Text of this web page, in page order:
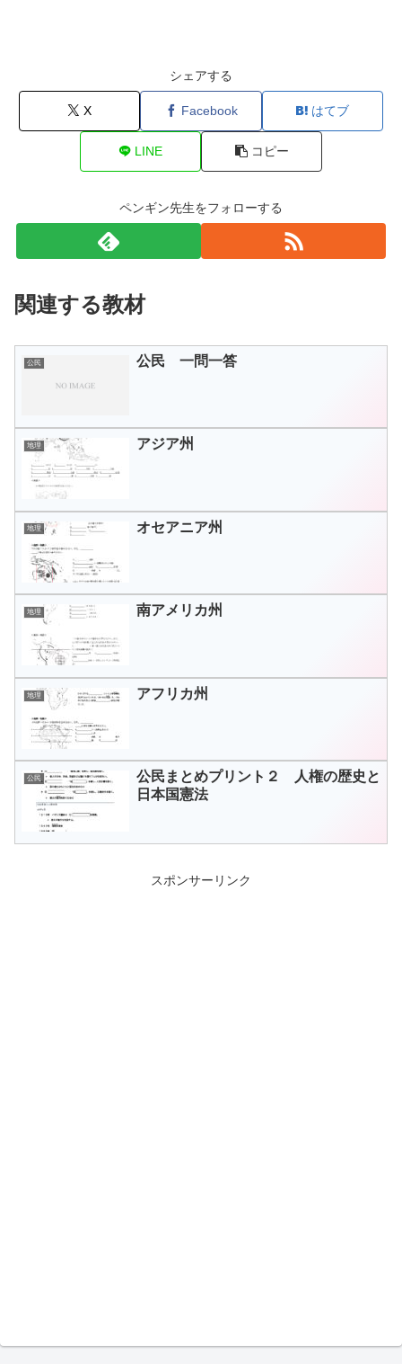
シェアする
X Facebook はてブ
LINE コピー
ペンギン先生をフォローする
関連する教材
公民 公民 一問一答
地理 アジア州
地理 オセアニア州
地理 南アメリカ州
地理 アフリカ州
公民
公民まとめプリント２ 人権の歴史と
日本国憲法
スポンサーリンク